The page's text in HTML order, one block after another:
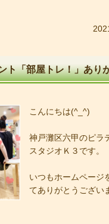
ト「部屋トレ！」あり
こんにちは(^_^)
神戸灘区六甲のピラ
スタジオＫ３です。
いつもホームページ
てありがとうござい